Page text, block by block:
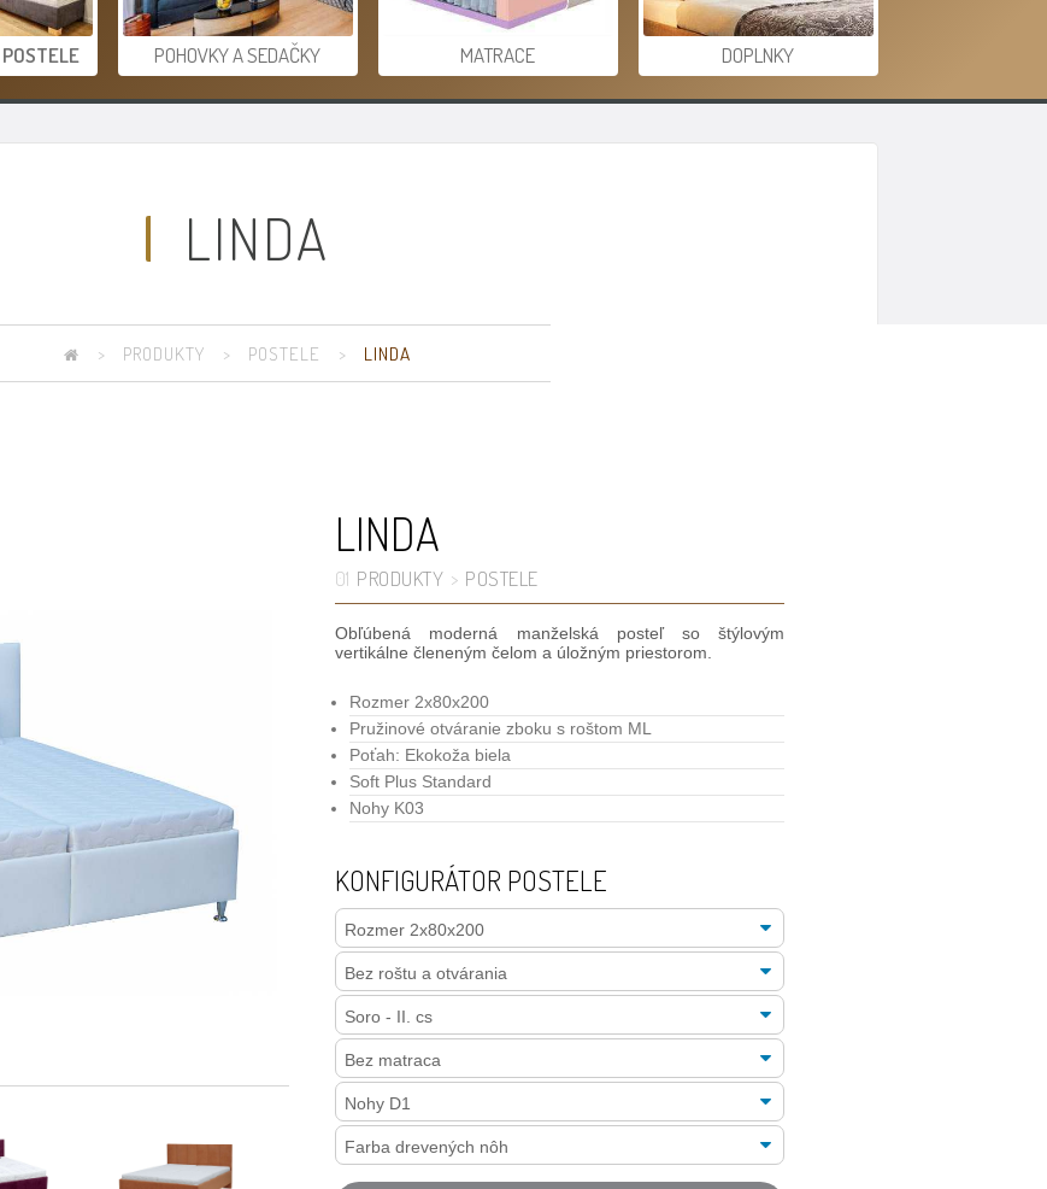
POSTELE POHOVKY A SEDAČKY MATRACE DOPLNKY
LINDA
> PRODUKTY > POSTELE > LINDA
LINDA
01 PRODUKTY > POSTELE
Obľúbená moderná manželská posteľ so štýlovým
vertikálne členeným čelom a úložným priestorom.
Rozmer 2x80x200
Pružinové otváranie zboku s roštom ML
Poťah: Ekokoža biela
Soft Plus Standard
Nohy K03
KONFIGURÁTOR POSTELE